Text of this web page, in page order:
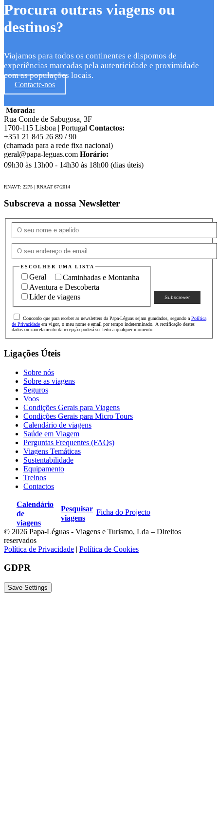
Procura outras viagens ou
destinos?
Viajamos para todos os continentes e dispomos de
experiências marcadas pela autenticidade e proximidade
com as populações locais.
Contacte-nos
Morada:
Rua Conde de Sabugosa, 3F
1700-115 Lisboa | Portugal Contactos:
+351 21 845 26 89 / 90
(chamada para a rede fixa nacional)
geral@papa-leguas.com Horário:
09h30 às 13h00 - 14h30 às 18h00 (dias úteis)
RNAVT: 2275 | RNAAT 67/2014
Subscreva a nossa Newsletter
ESCOLHER UMA LISTA
Geral
Caminhadas e Montanha
Aventura e Descoberta
Líder de viagens
Concordo que para receber as newsletters da Papa-Léguas sejam guardados, segundo aPolítica
de Privacidade em vigor, o meu nome e email por tempo indeterminado. A rectificação destes
dados ou cancelamento da recepção poderá ser feito a qualquer momento.
Ligações Úteis
Sobre nós
Sobre as viagens
Seguros
Voos
Condições Gerais para Viagens
Condições Gerais para Micro Tours
Calendário de viagens
Saúde em Viagem
Perguntas Frequentes (FAQs)
Viagens Temáticas
Sustentabilidade
Equipamento
Treinos
Contactos
Calendário
de
viagens
Pesquisar
viagens
Ficha do Projecto
© 2026 Papa-Léguas - Viagens e Turismo, Lda – Direitos
reservados
Política de Privacidade | Política de Cookies
GDPR